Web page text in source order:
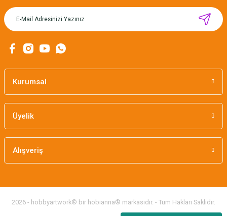
CÂLIN İŞLENEBİLİR KİTAP AYRACI
Kurumsal
Üyelik
Alışveriş
2026 - hobbyartwork® bir hobianna® markasıdır. - Tüm Hakları Saklıdır.